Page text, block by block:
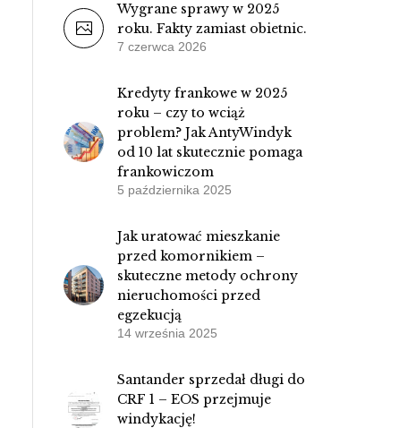
Wygrane sprawy w 2025
roku. Fakty zamiast obietnic.
7 czerwca 2026
Kredyty frankowe w 2025
roku – czy to wciąż
problem? Jak AntyWindyk
od 10 lat skutecznie pomaga
frankowiczom
5 października 2025
Jak uratować mieszkanie
przed komornikiem –
skuteczne metody ochrony
nieruchomości przed
egzekucją
14 września 2025
Santander sprzedał długi do
CRF 1 – EOS przejmuje
windykację!